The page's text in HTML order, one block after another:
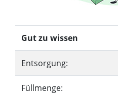
Gut zu wissen
Entsorgung:
Füllmenge: